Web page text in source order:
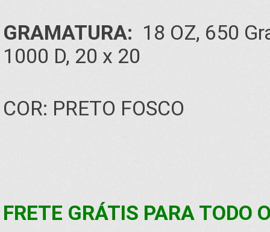
GRAMATURA: 18 OZ, 650
1000 D, 20 x 20
COR: PRETO FOSCO
FRETE GRÁTIS PARA TODO